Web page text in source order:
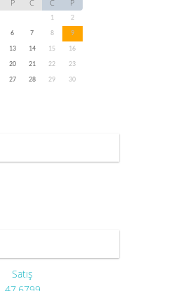
P C C P
1
2
6 7 8
9
13 14 15
16
20 21 22
23
27 28 29
30
Satış